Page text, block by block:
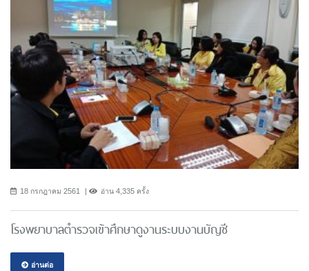
18 กรกฎาคม 2561 อ่าน 4,335 ครั้ง
โรงพยาบาลตำรวจเข้าศึกษาดูงานระบบงานบัญชี
อ่านต่อ